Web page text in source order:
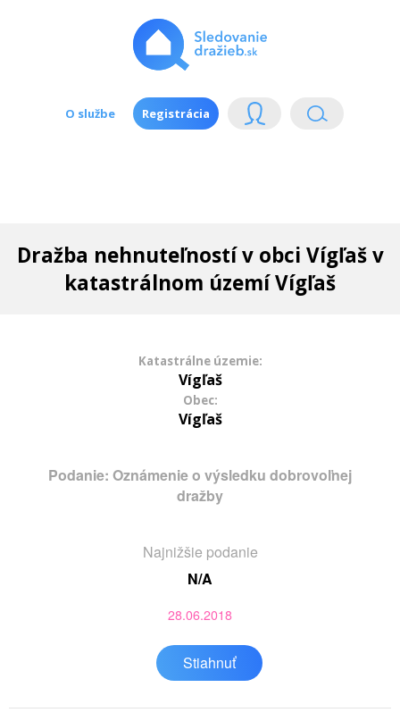
O službe Registrácia
Dražba nehnuteľností v obci Vígľaš v
katastrálnom území Vígľaš
Katastrálne územie:
Vígľaš
Obec:
Vígľaš
Podanie: Oznámenie o výsledku dobrovoľnej
dražby
Najnižšie podanie
N/A
28.06.2018
Stiahnuť